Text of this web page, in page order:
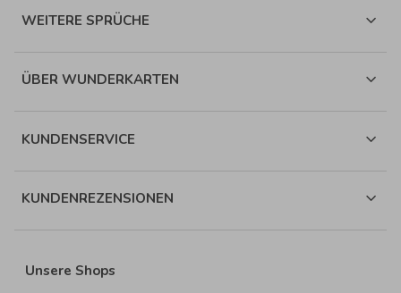
WEITERE SPRÜCHE
ÜBER WUNDERKARTEN
KUNDENSERVICE
KUNDENREZENSIONEN
Unsere Shops